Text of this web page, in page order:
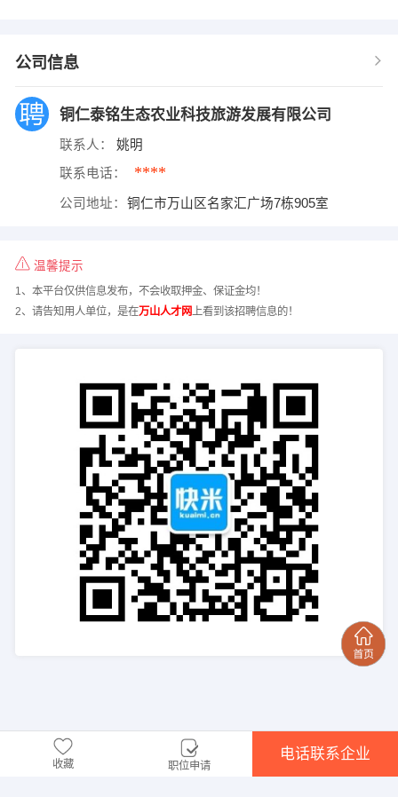
公司信息
铜仁泰铭生态农业科技旅游发展有限公司
联系人： 姚明
联系电话： ****
公司地址： 铜仁市万山区名家汇广场7栋905室
温馨提示
1、本平台仅供信息发布，不会收取押金、保证金均！
2、请告知用人单位，是在万山人才网上看到该招聘信息的！
收藏 职位申请
电话联系企业